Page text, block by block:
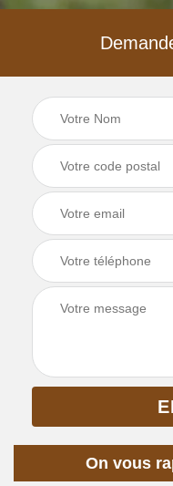
On vous